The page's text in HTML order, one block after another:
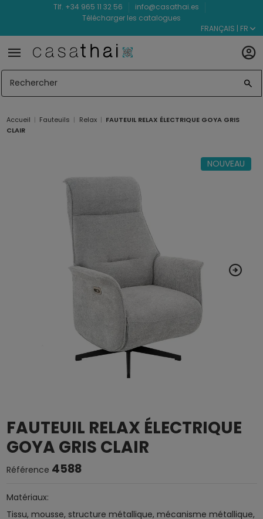
Tlf. +34 965 11 32 56
info@casathai.es
Télécharger les catalogues
FRANÇAIS | FR
Accueil Fauteuils Relax
FAUTEUIL RELAX ÉLECTRIQUE GOYA GRIS
CLAIR
NOUVEAU
FAUTEUIL RELAX ÉLECTRIQUE
GOYA GRIS CLAIR
Référence 4588
Matériaux:
Tissu, mousse, structure métallique, mécanisme métallique,